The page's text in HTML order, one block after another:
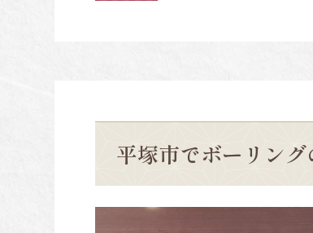
平塚市でボーリン